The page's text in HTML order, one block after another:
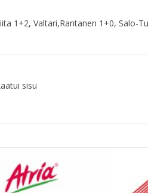
1+2, Valtari,Rantanen 1+0, Salo-
sisu